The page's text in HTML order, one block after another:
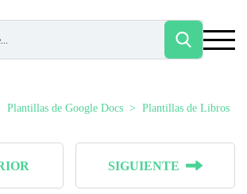
Plantillas de Google Docs Plantillas de Libros
SIGUIENTE